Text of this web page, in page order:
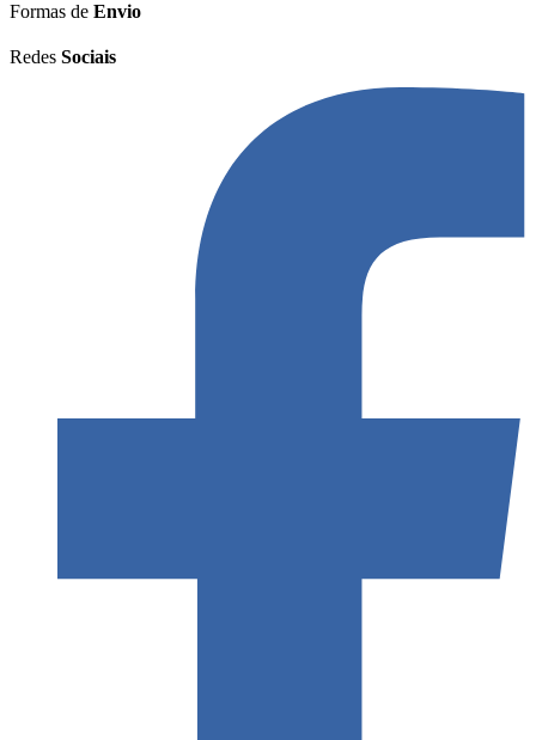
Formas de Envio
Redes Sociais